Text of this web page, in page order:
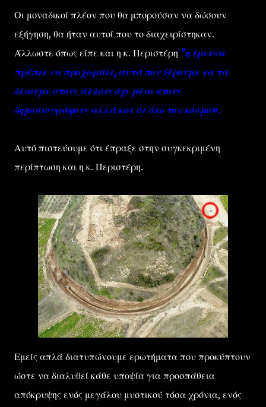
Οι μοναδικοί πλέον που θα μπορούσαν να δώσουν
εξήγηση, θα ήταν αυτοί που το διαχειρίστηκαν.
Άλλωστε όπως είπε και η κ. Περιστέρη "η έρευνα
πρέπει να προχωράει, αυτά που ξέρουμε να τα
δίνουμε στους άλλους όχι μόνο στους
δημοσιογράφους αλλά και σε όλο τον κόσμο».
Αυτό πιστεύουμε ότι έπραξε στην συγκεκριμένη
περίπτωση και η κ. Περιστέρη.
Εμείς απλά διατυπώνουμε ερωτήματα που προκύπτουν
ώστε να διαλυθεί κάθε υποψία για προσπάθεια
απόκρυψης ενός μεγάλου μυστικού τόσα χρόνια, ενός